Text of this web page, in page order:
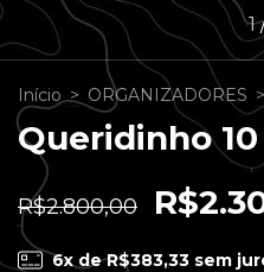
1
Início > ORGANIZADORES >
Queridinho
R$2.800,00
6x deR$383,33sem